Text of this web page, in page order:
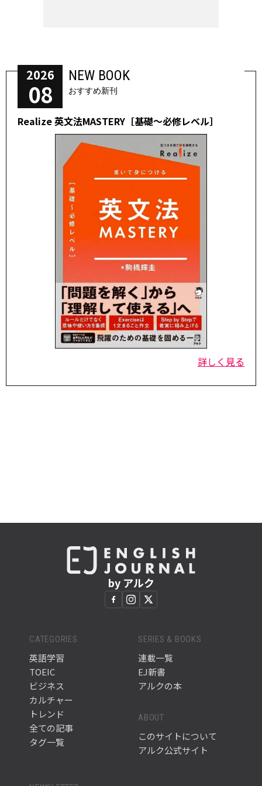
2026
08
NEW BOOK
おすすめ新刊
Realize 英文法MASTERY［基礎～必修レベル］
詳しく見る
by アルク
CATEGORIES
英語学習
TOEIC
ビジネス
カルチャー
トレンド
全ての記事
タグ一覧
SERIES & BOOKS
連載一覧
EJ新書
アルクの本
ABOUT
このサイトについて
アルク公式サイト